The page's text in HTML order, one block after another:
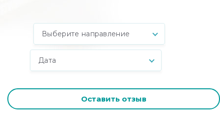
Выберите направление
Дата
Оставить отзыв